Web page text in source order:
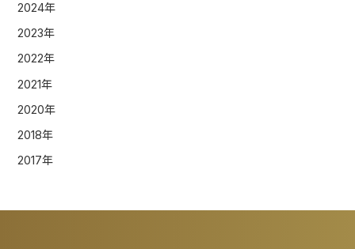
2024年
2023年
2022年
2021年
2020年
2018年
2017年